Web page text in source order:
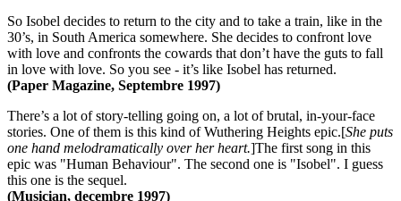
So Isobel decides to return to the city and to take a train, like in the
30’s, in South America somewhere. She decides to confront love
with love and confronts the cowards that don’t have the guts to fall
in love with love. So you see - it’s like Isobel has returned.
(Paper Magazine, Septembre 1997)
There’s a lot of story-telling going on, a lot of brutal, in-your-face
stories. One of them is this kind of Wuthering Heights epic.[She puts
one hand melodramatically over her heart.]The first song in this
epic was "Human Behaviour". The second one is "Isobel". I guess
this one is the sequel.
(Musician, decembre 1997)